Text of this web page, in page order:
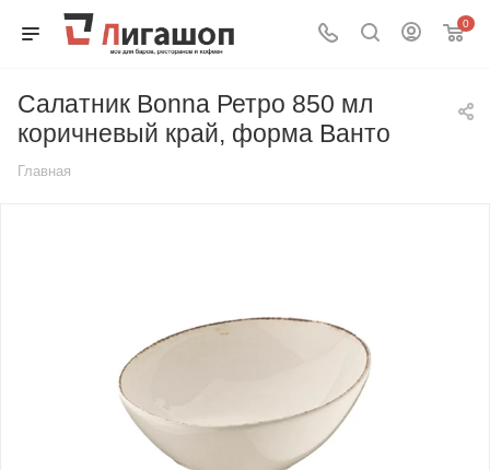
0
Салатник Bonna Ретро 850 мл
коричневый край, форма Ванто
Главная